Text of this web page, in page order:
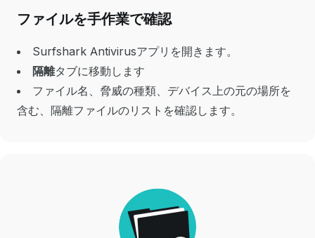
ファイルを手作業で確認
Surfshark Antivirusアプリを開きます。
隔離タブに移動します
ファイル名、脅威の種類、デバイス上の元の場所を
含む、隔離ファイルのリストを確認します。